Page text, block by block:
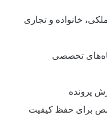
خانواده و تجاری
تخصصی
پرونده
برای حفظ کیفیت